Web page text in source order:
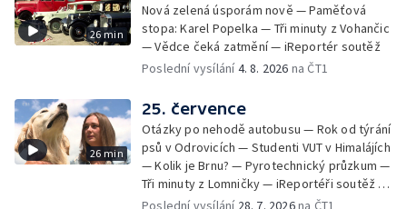
26 min
Nová zelená úsporám nově — Paměťová
stopa: Karel Popelka — Tři minuty z Vohančic
— Vědce čeká zatmění — iReportér soutěž
Poslední vysílání4. 8. 2026 na ČT1
26 min
25. července
Otázky po nehodě autobusu — Rok od týrání
psů v Odrovicích — Studenti VUT v Himalájích
— Kolik je Brnu? — Pyrotechnický průzkum —
Tři minuty z Lomničky — iReportéři soutěž —
Bez komentáře: Kontroly na NOvých Mlýnech
Poslední vysílání 28. 7. 2026na ČT1